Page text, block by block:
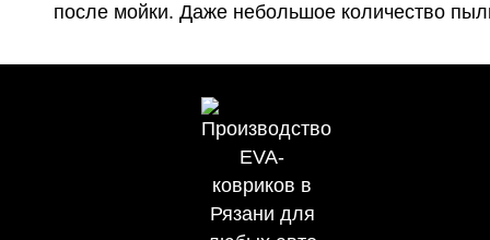
после мойки. Даже небольшое количество